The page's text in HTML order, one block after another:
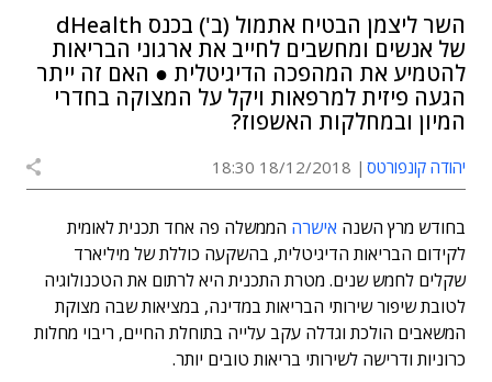
השר ליצמן הבטיח אתמול (ב') בכנס dHealth
של אנשים ומחשבים לחייב את ארגוני הבריאות
להטמיע את המהפכה הדיגיטלית ● האם זה ייתר
הגעה פיזית למרפאות ויקל על המצוקה בחדרי
המיון ובמחלקות האשפוז?
יהודה קונפורטס 18/12/2018 18:30
בחודש מרץ השנה אישרה הממשלה פה אחד תכנית לאומית
לקידום הבריאות הדיגיטלית, בהשקעה כוללת של מיליארד
שקלים לחמש שנים. מטרת התכנית היא לרתום את הטכנולוגיה
לטובת שיפור שירותי הבריאות במדינה, במציאות שבה מצוקת
המשאבים הולכת וגדלה עקב עלייה בתוחלת החיים, ריבוי מחלות
כרוניות ודרישה לשירותי בריאות טובים יותר.